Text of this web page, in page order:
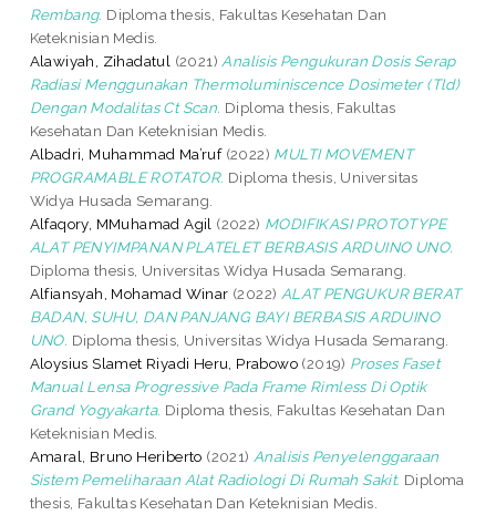
Rembang. Diploma thesis, Fakultas Kesehatan Dan
Keteknisian Medis.
Alawiyah, Zihadatul (2021) Analisis Pengukuran Dosis Serap
Radiasi Menggunakan Thermoluminiscence Dosimeter (Tld)
Dengan Modalitas Ct Scan. Diploma thesis, Fakultas
Kesehatan Dan Keteknisian Medis.
Albadri, Muhammad Ma’ruf(2022) MULTI MOVEMENT
PROGRAMABLE ROTATOR. Diploma thesis, Universitas
Widya Husada Semarang.
Alfaqory, MMuhamad Agil (2022) MODIFIKASI PROTOTYPE
ALAT PENYIMPANAN PLATELET BERBASIS ARDUINO UNO.
Diploma thesis, Universitas Widya Husada Semarang.
Alfiansyah, Mohamad Winar (2022) ALAT PENGUKUR BERAT
BADAN, SUHU, DAN PANJANG BAYI BERBASIS ARDUINO
UNO. Diploma thesis, Universitas Widya Husada Semarang.
Aloysius Slamet Riyadi Heru, Prabowo (2019) Proses Faset
Manual Lensa Progressive Pada Frame Rimless Di Optik
Grand Yogyakarta. Diploma thesis, Fakultas Kesehatan Dan
Keteknisian Medis.
Amaral, Bruno Heriberto (2021) Analisis Penyelenggaraan
Sistem Pemeliharaan Alat Radiologi Di Rumah Sakit. Diploma
thesis, Fakultas Kesehatan Dan Keteknisian Medis.